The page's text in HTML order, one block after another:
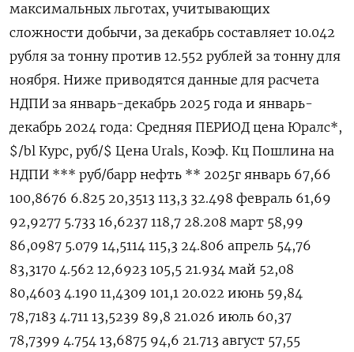
максимальных льготах, учитывающих
сложности добычи, за декабрь составляет 10.042
рубля за ‍тонну против 12.552 рублей за тонну для
ноября. Ниже приводятся данные для расчета
НДПИ за январь-декабрь 2025 года и ‌январь-
декабрь 2024 года: Средняя ПЕРИОД цена Юралс*,
$/bl Курс, руб/$ Цена Urals, Коэф. Кц Пошлина на
НДПИ *** руб/барр нефть ** 2025г январь 67,66
100,8676 6.825 20,3513 113,3 32.498 февраль 61,69
92,9277 5.733 16,6237 118,7 28.208 март 58,99
86,0987 5.079 14,5114 115,3 24.806 апрель 54,76
83,3170 4.562 12,6923 105,5 21.934 май 52,08
80,4603 4.190 11,4309 101,1 20.022 июнь 59,84
78,7183 4.711 13,5239 89,8 21.026 июль 60,37
78,7399 4.754 13,6875 94,6 21.713 август 57,55